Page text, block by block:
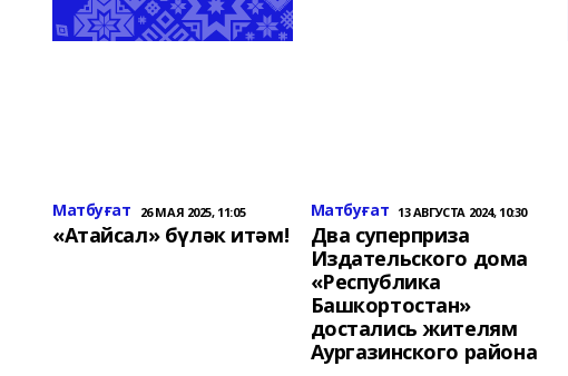
Матбуғат 26 МАЯ 2025, 11:05
«Атайсал» бүләк итәм!
Матбуғат 13 АВГУСТА 2024, 10:30
Два суперприза
Издательского дома
«Республика
Башкортостан»
достались жителям
Аургазинского района